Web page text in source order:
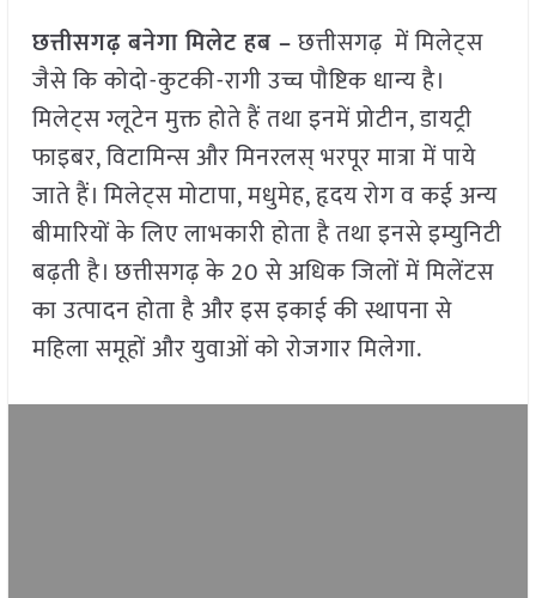
छत्तीसगढ़ बनेगा मिलेट हब –छत्तीसगढ़ में मिलेट्स
जैसे कि कोदो-कुटकी-रागी उच्च पौष्टिक धान्य है।
मिलेट्स ग्लूटेन मुक्त होते हैं तथा इनमें प्रोटीन, डायट्री
फाइबर, विटामिन्स और मिनरलस् भरपूर मात्रा में पाये
जाते हैं। मिलेट्स मोटापा, मधुमेह, हृदय रोग व कई अन्य
बीमारियों के लिए लाभकारी होता है तथा इनसे इम्युनिटी
बढ़ती है। छत्तीसगढ़ के 20 से अधिक जिलों में मिलेंटस
का उत्पादन होता है और इस इकाई की स्थापना से
महिला समूहों और युवाओं को रोजगार मिलेगा.